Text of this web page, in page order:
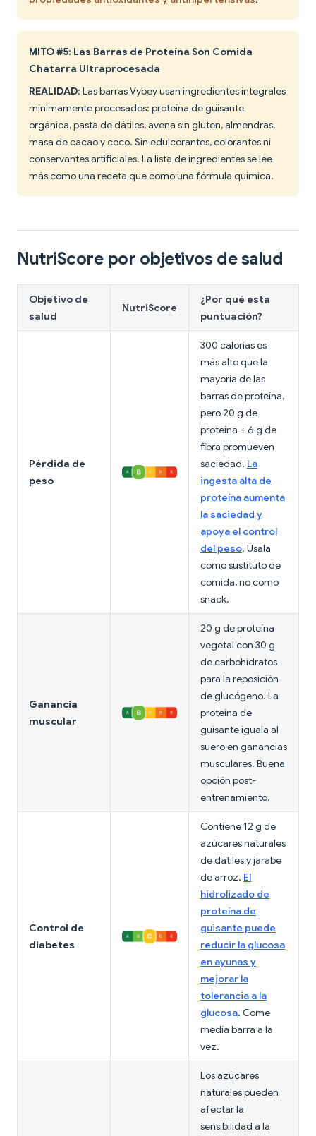
MITO #5: Las Barras de Proteína Son Comida
Chatarra Ultraprocesada
REALIDAD: Las barras Vybey usan ingredientes integrales
mínimamente procesados: proteína de guisante
orgánica, pasta de dátiles, avena sin gluten, almendras,
masa de cacao y coco. Sin edulcorantes, colorantes ni
conservantes artificiales. La lista de ingredientes se lee
más como una receta que como una fórmula química.
NutriScore por objetivos de salud
Objetivo de
salud
NutriScore
¿Por qué esta
puntuación?
Pérdida de
peso
300 calorías es
más alto que la
mayoría de las
barras de proteína,
pero 20 g de
proteína + 6 g de
fibra promueven
saciedad. La
ingesta alta de
proteína aumenta
la saciedad y
apoya el control
del peso. Úsala
como sustituto de
comida, no como
snack.
Ganancia
muscular
20 g de proteína
vegetal con 30 g
de carbohidratos
para la reposición
de glucógeno. La
proteína de
guisante iguala al
suero en ganancias
musculares. Buena
opción post-
entrenamiento.
Control de
diabetes
Contiene 12 g de
azúcares naturales
de dátiles y jarabe
de arroz. El
hidrolizado de
proteína de
guisante puede
reducir la glucosa
en ayunas y
mejorar la
tolerancia a la
glucosa. Come
media barra a la
vez.
Los azúcares
naturales pueden
afectar la
sensibilidad a la